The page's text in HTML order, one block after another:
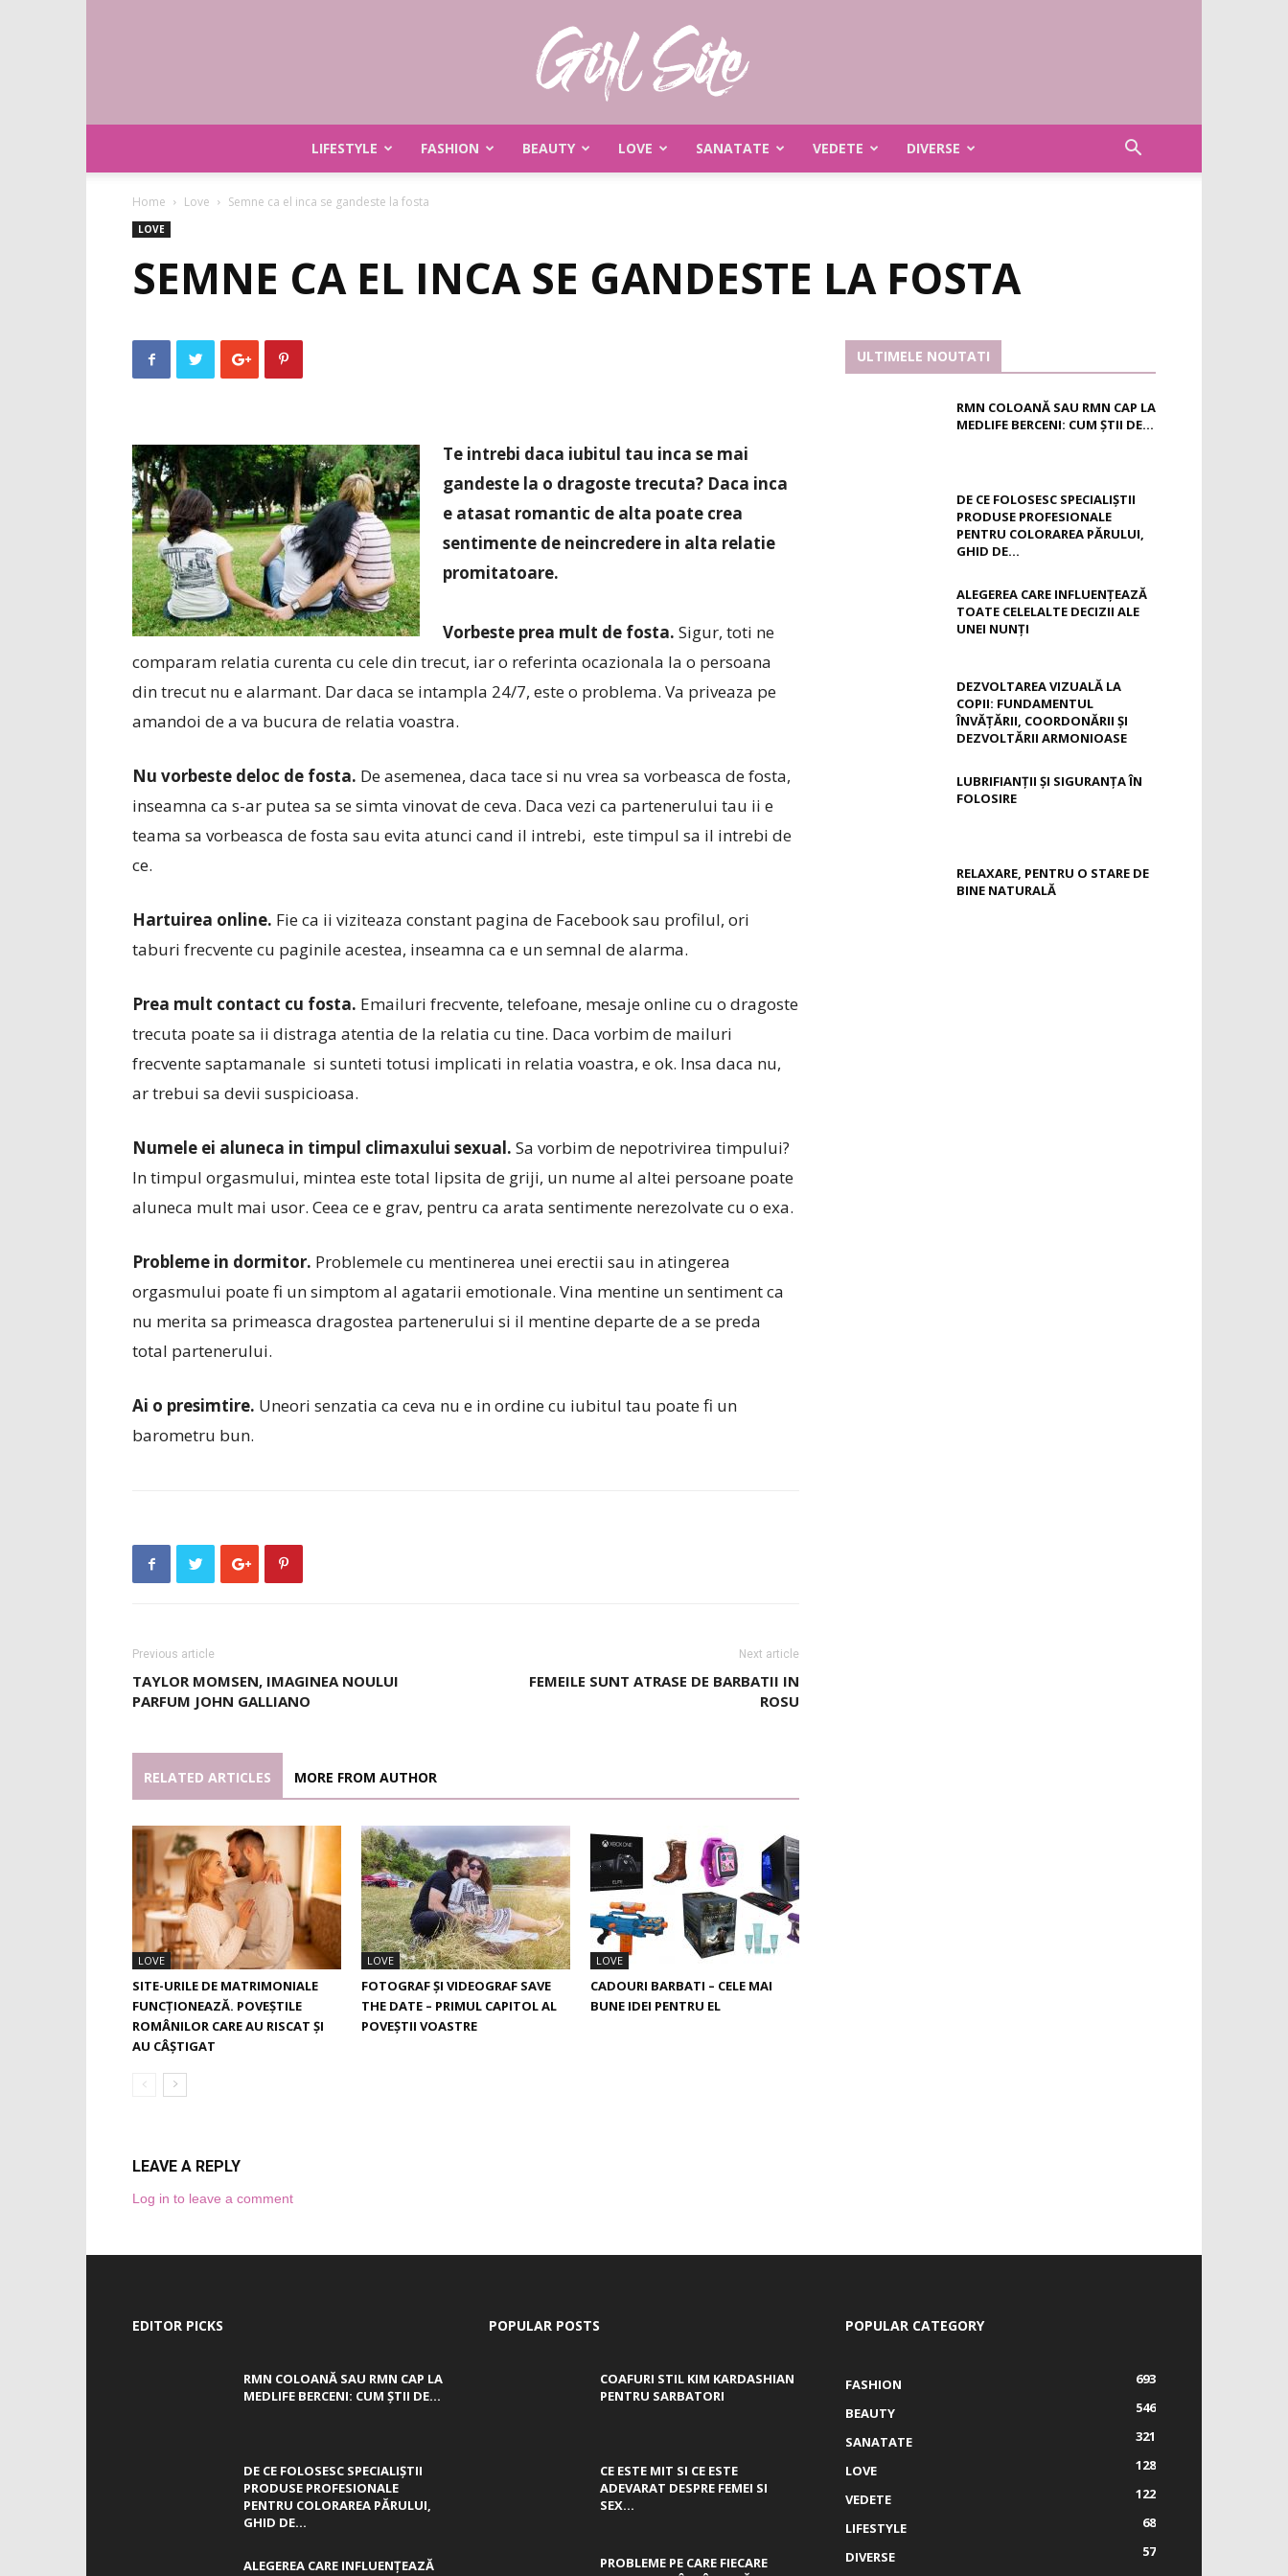
LIFESTYLE FASHION BEAUTY LOVE SANATATE VEDETE DIVERSE
Home Love Semne ca el inca se gandeste la fosta
LOVE
SEMNE CA EL INCA SE GANDESTE LA FOSTA
Te intrebi daca iubitul tau inca se mai
gandeste la o dragoste trecuta? Daca inca
e atasat romantic de alta poate crea
sentimente de neincredere in alta relatie
promitatoare.
Vorbeste prea mult de fosta. Sigur, toti ne
comparam relatia curenta cu cele din trecut, iar o referinta ocazionala la o persoana
din trecut nu e alarmant. Dar daca se intampla 24/7, este o problema. Va priveaza pe
amandoi de a va bucura de relatia voastra.
Nu vorbeste deloc de fosta. De asemenea, daca tace si nu vrea sa vorbeasca de fosta,
inseamna ca s-ar putea sa se simta vinovat de ceva. Daca vezi ca partenerului tau ii e
teama sa vorbeasca de fosta sau evita atunci cand il intrebi, este timpul sa il intrebi de
ce.
Hartuirea online. Fie ca ii viziteaza constant pagina de Facebook sau profilul, ori
taburi frecvente cu paginile acestea, inseamna ca e un semnal de alarma.
Prea mult contact cu fosta. Emailuri frecvente, telefoane, mesaje online cu o dragoste
trecuta poate sa ii distraga atentia de la relatia cu tine. Daca vorbim de mailuri
frecvente saptamanale si sunteti totusi implicati in relatia voastra, e ok. Insa daca nu,
ar trebui sa devii suspicioasa.
Numele ei aluneca in timpul climaxului sexual. Sa vorbim de nepotrivirea timpului?
In timpul orgasmului, mintea este total lipsita de griji, un nume al altei persoane poate
aluneca mult mai usor. Ceea ce e grav, pentru ca arata sentimente nerezolvate cu o exa.
Probleme in dormitor. Problemele cu mentinerea unei erectii sau in atingerea
orgasmului poate fi un simptom al agatarii emotionale. Vina mentine un sentiment ca
nu merita sa primeasca dragostea partenerului si il mentine departe de a se preda
total partenerului.
Ai o presimtire. Uneori senzatia ca ceva nu e in ordine cu iubitul tau poate fi un
barometru bun.
Previous article
TAYLOR MOMSEN, IMAGINEA NOULUI
PARFUM JOHN GALLIANO
Next article
FEMEILE SUNT ATRASE DE BARBATII IN
ROSU
RELATED ARTICLES MORE FROM AUTHOR
LOVE
SITE-URILE DE MATRIMONIALE
FUNCȚIONEAZĂ. POVEȘTILE
ROMÂNILOR CARE AU RISCAT ȘI
AU CÂȘTIGAT
LOVE
FOTOGRAF ȘI VIDEOGRAF SAVE
THE DATE – PRIMUL CAPITOL AL
POVEȘTII VOASTRE
LOVE
CADOURI BARBATI – CELE MAI
BUNE IDEI PENTRU EL
LEAVE A REPLY
Log in to leave a comment
ULTIMELE NOUTATI
RMN COLOANĂ SAU RMN CAP LA
MEDLIFE BERCENI: CUM ȘTII DE...
DE CE FOLOSESC SPECIALIȘTII
PRODUSE PROFESIONALE
PENTRU COLORAREA PĂRULUI,
GHID DE...
ALEGEREA CARE INFLUENȚEAZĂ
TOATE CELELALTE DECIZII ALE
UNEI NUNȚI
DEZVOLTAREA VIZUALĂ LA
COPII: FUNDAMENTUL
ÎNVĂȚĂRII, COORDONĂRII ȘI
DEZVOLTĂRII ARMONIOASE
LUBRIFIANȚII ȘI SIGURANȚA ÎN
FOLOSIRE
RELAXARE, PENTRU O STARE DE
BINE NATURALĂ
EDITOR PICKS
RMN COLOANĂ SAU RMN CAP LA
MEDLIFE BERCENI: CUM ȘTII DE...
DE CE FOLOSESC SPECIALIȘTII
PRODUSE PROFESIONALE
PENTRU COLORAREA PĂRULUI,
GHID DE...
ALEGEREA CARE INFLUENȚEAZĂ
POPULAR POSTS
COAFURI STIL KIM KARDASHIAN
PENTRU SARBATORI
CE ESTE MIT SI CE ESTE
ADEVARAT DESPRE FEMEI SI
SEX...
PROBLEME PE CARE FIECARE
POPULAR CATEGORY
FASHION
693
BEAUTY
546
SANATATE
321
LOVE
128
VEDETE
122
LIFESTYLE
68
DIVERSE
57